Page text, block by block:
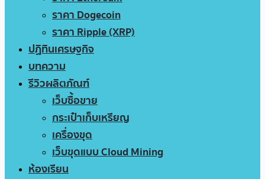
ราคา Dogecoin
ราคา Ripple (XRP)
ปฏิทินเศรษฐกิจ
บทความ
รีวิวผลิตภัณฑ์
เว็บซื้อขาย
กระเป๋าเก็บเหรียญ
เครื่องขุด
เว็บขุดแบบ Cloud Mining
ห้องเรียน